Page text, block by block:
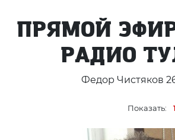
ПРЯМОЙ
РАДИО
Федор Чистяков
Показать: